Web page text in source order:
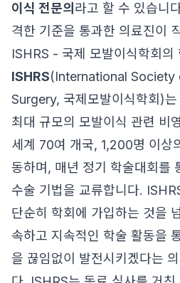
이식 전문의 라고 할 수 있습니
격한 기준을 통과한 의료진이
ISHRS - 국제 모발이식학회의
ISHRS(International
Surgery, 국제모발이식학회)는
최대 규모의 모발이식 관련 비
세계 70여 개국, 1,200명 이상
동하며, 매년 정기 학술대회를
수술 기법을 교류합니다.
단순히 학회에 가입하는 것을
속하고 지속적인 학술 활동을
을 끊임없이 발전시키겠다는